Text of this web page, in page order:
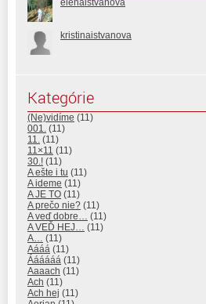
elenaistvanova
kristinaistvanova
Kategórie
(Ne)vidíme (11)
001. (11)
11. (11)
11×11 (11)
30.! (11)
A ešte i tu (11)
A ideme (11)
A JE TO (11)
A prečo nie? (11)
A veď dobre… (11)
A VEĎ HEJ… (11)
A… (11)
Aááá (11)
Áááááá (11)
Aaaach (11)
Ach (11)
Ach hej (11)